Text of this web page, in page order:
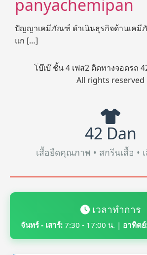
panyachemipan
ปัญญาเคมีภัณฑ์ ดำเนินธุรกิจด้านเคมี
แก […]
โบ๊เบ๊ ชั้น 4 เฟส2 ติดทางจอดรถ
All rights reserved
42 Dan
เสื้อยืดคุณภาพ • สกรีนเสื้อ •
เวลาทำการ
จันทร์ - เสาร์: 7:30 - 17:00 น. | อาทิต